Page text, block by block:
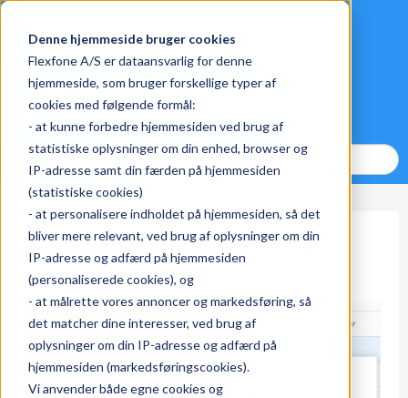
Denne hjemmeside bruger cookies
Flexfone A/S er dataansvarlig for denne
hjemmeside, som bruger forskellige typer af
cookies med følgende formål:
- at kunne forbedre hjemmesiden ved brug af
statistiske oplysninger om din enhed, browser og
IP-adresse samt din færden på hjemmesiden
(statistiske cookies)
- at personalisere indholdet på hjemmesiden, så det
bliver mere relevant, ved brug af oplysninger om din
IP-adresse og adfærd på hjemmesiden
(personaliserede cookies), og
- at målrette vores annoncer og markedsføring, så
det matcher dine interesser, ved brug af
oplysninger om din IP-adresse og adfærd på
hjemmesiden (markedsføringscookies).
Vi anvender både egne cookies og
Sådan fastgør du en app i Teams
Aug 30, 2021 10:55:31 AM afMarie Gaarde